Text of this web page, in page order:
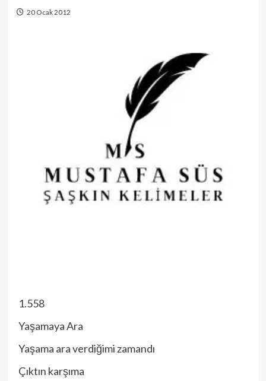
20 Ocak 2012
1.558
Yaşamaya Ara
Yaşama ara verdiğimi zamandı
Çıktın karşıma